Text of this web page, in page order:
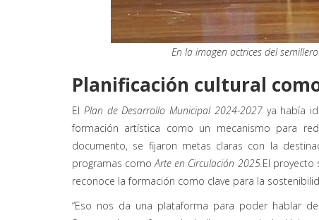
En la imagen actrices del
Planificación cultural
El Plan de Desarrollo Municipal 2024-2027 ya había
formación artística como un mecanismo para
documento, se fijaron metas claras con la
programas comoArte en Circulación 2025. El
reconoce la formación como clave para la
“Eso nos da una plataforma para poder hablar